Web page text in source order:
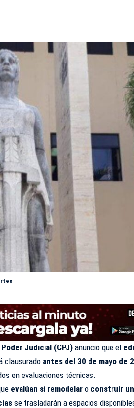
Judicial (CPJ) anunció que el
clausurado antes del 30 de mayo de
en evaluaciones técnicas.
evalúan si remodelaro construir
se trasladarán a espacios